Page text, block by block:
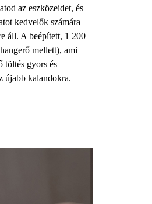
az eszközeidet, és
kedvelők számára
áll. A beépített, 1 200
mellett), ami
töltés gyors és
újabb kalandokra.